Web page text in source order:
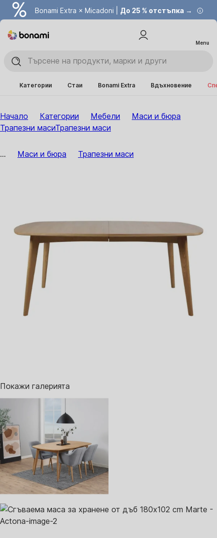
Bonami Extra × Micadoni | До 25 % отстъпка →
Menu
Категории Стаи Bonami Extra Вдъхновение
Начало Категории Мебели
Маси и бюра
Трапезни масиТрапезни маси
... Маси и бюра Трапезни маси
Покажи галерията